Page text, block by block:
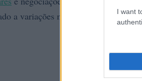
I want
a variações nos preços de